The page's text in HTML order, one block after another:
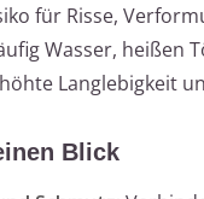
für Risse,
Wasser, heißen
Langlebigkeit
Blick